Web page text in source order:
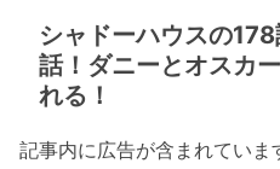
シャドーハウスの
話！ダニーとオスカ
れる！
記事内に広告が含まれていま